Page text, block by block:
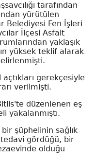
tarafından
yürütülen
Belediyesi Fen İşleri
İlçesi Asfalt
yaklaşık
yüksek teklif alarak
açtıkları gerekçesiyle
verilmişti.
düzenlenen eş
yakalanmıştı.
şüphelinin sağlık
gördüğü, bir
olduğu